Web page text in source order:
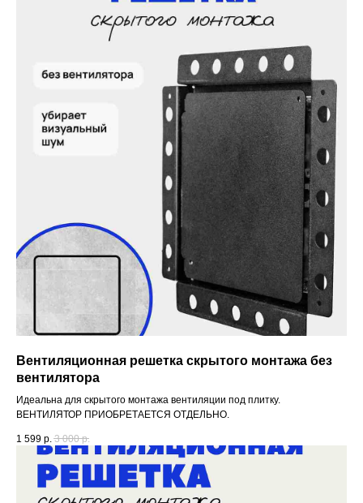
Вентиляционная решетка скрытого монтажа без
вентилятора
Идеальна для скрытого монтажа вентиляции под плитку.
ВЕНТИЛЯТОР ПРИОБРЕТАЕТСЯ ОТДЕЛЬНО.
1 599 р. 3 000 р.